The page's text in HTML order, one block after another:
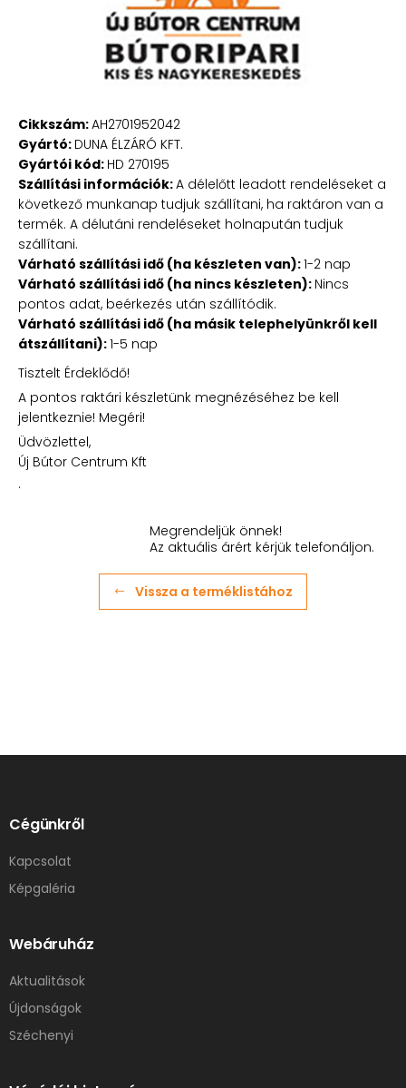
Cikkszám:AH2701952042
Gyártó: DUNA ÉLZÁRÓ KFT.
Gyártói kód: HD 270195
Szállítási információk:A délelőtt leadott rendeléseket a
következő munkanap tudjuk szállítani, ha raktáron van a
termék. A délutáni rendeléseket holnapután tudjuk
szállítani.
Várható szállítási idő (ha készleten van):1-2 nap
Várható szállítási idő (ha nincs készleten): Nincs
pontos adat, beérkezés után szállítódik.
Várható szállítási idő (ha másik telephelyünkről kell
átszállítani):1-5 nap
Tisztelt Érdeklődő!
A pontos raktári készletünk megnézéséhez be kell
jelentkeznie! Megéri!
Üdvözlettel,
Új Bútor Centrum Kft
.
Megrendeljük önnek!
Az aktuális árért kérjük telefonáljon.
Vissza a terméklistához
Cégünkről
Kapcsolat
Képgaléria
Webáruház
Aktualitások
Újdonságok
Széchenyi